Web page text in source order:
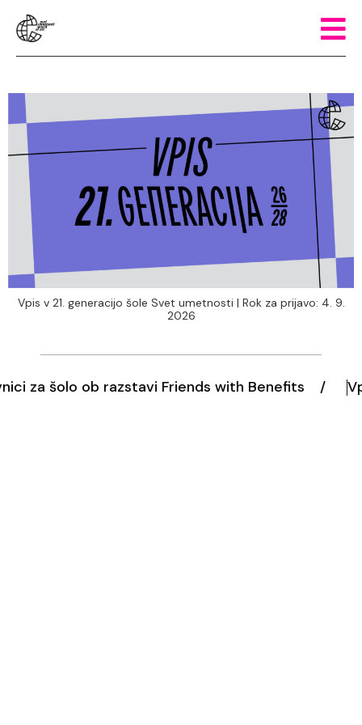
Vpis v 21. generacijo šole Svet umetnosti | Rok za prijavo: 4. 9.
2026
za šolo ob razstavi Friends with Benefits